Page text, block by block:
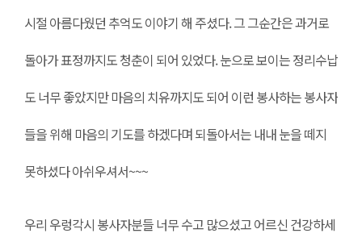
시절 아름다웠던 추억도 이야기 해 주셨다. 그 그순간은 과거로
돌아가 표정까지도 청춘이 되어 있었다. 눈으로 보이는 정리수납
도 너무 좋았지만 마음의 치유까지도 되어 이런 봉사하는 봉사자
들을 위해 마음의 기도를 하겠다며 되돌아서는 내내 눈을 떼지
못하셨다 아쉬우셔서~~~
우리 우렁각시 봉사자분들 너무 수고 많으셨고 어르신 건강하세